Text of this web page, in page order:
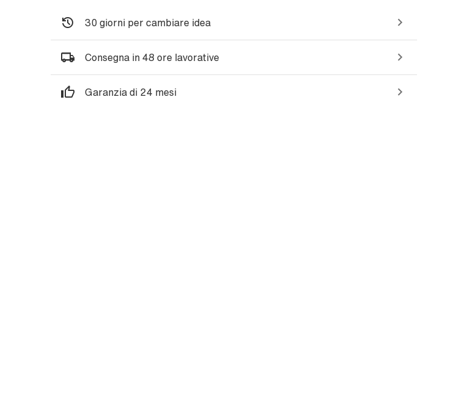
30 giorni per cambiare idea
Consegna in 48 ore lavorative
Garanzia di 24 mesi